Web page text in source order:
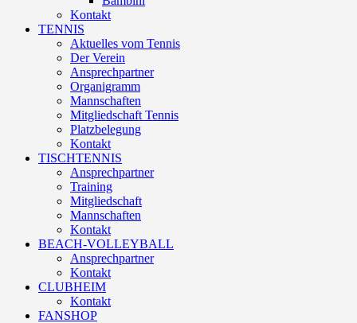
Kontakt
TENNIS
Aktuelles vom Tennis
Der Verein
Ansprechpartner
Organigramm
Mannschaften
Mitgliedschaft Tennis
Platzbelegung
Kontakt
TISCHTENNIS
Ansprechpartner
Training
Mitgliedschaft
Mannschaften
Kontakt
BEACH-VOLLEYBALL
Ansprechpartner
Kontakt
CLUBHEIM
Kontakt
FANSHOP